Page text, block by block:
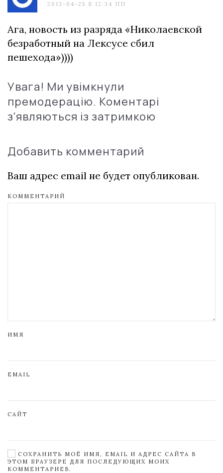
2013-04-25 В 12:34 ПП
Ага, новость из разряда «Николаевской
безработный на Лексусе сбил
пешехода»))))
Увага! Ми увімкнули
премодерацію. Коментарі
з'являються із затримкою
Добавить комментарий
Ваш адрес email не будет опубликован.
КОММЕНТАРИЙ
ИМЯ
EMAIL
САЙТ
СОХРАНИТЬ МОЁ ИМЯ, EMAIL И АДРЕС САЙТА В
ЭТОМ БРАУЗЕРЕ ДЛЯ ПОСЛЕДУЮЩИХ МОИХ
КОММЕНТАРИЕВ.